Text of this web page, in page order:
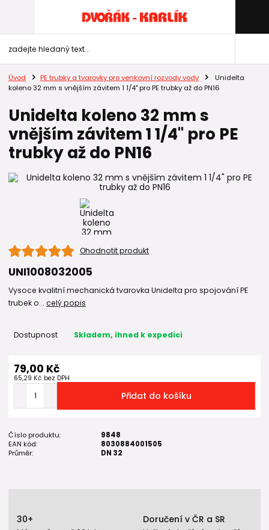
Úvod PE trubky a tvarovky pro venkovní rozvody vody
Unidelta
koleno 32 mm s vnějším závitem 1 1/4" pro PE trubky až do PN16
Unidelta koleno 32 mm s
vnějším závitem 1 1/4" pro PE
trubky až do PN16
Ohodnotit produkt
UNI1008032005
Vysoce kvalitní mechanická tvarovka Unidelta pro spojování PE
trubek o... celý popis
Dostupnost Skladem, ihned k expedici
79,00 Kč
65,29 Kč bez DPH
Přidat do košíku
Číslo produktu:
9848
EAN kód:
8030884001505
Průměr:
DN 32
30+ Doručení v ČR a SR